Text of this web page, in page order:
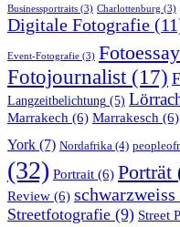
Businessportraits (3) Charlottenburg (3)
Digitale Fotografie
Event-Fotografie (3) Fotoessay
Fotojournalist(17)
Langzeitbelichtung (5)
Marrakech (6) Marrakesch (6)
York (7) Nordafrika (4)
(32) Portrait (6) Porträt
Review (6) schwarzweiss
Streetfotografie (9) Street